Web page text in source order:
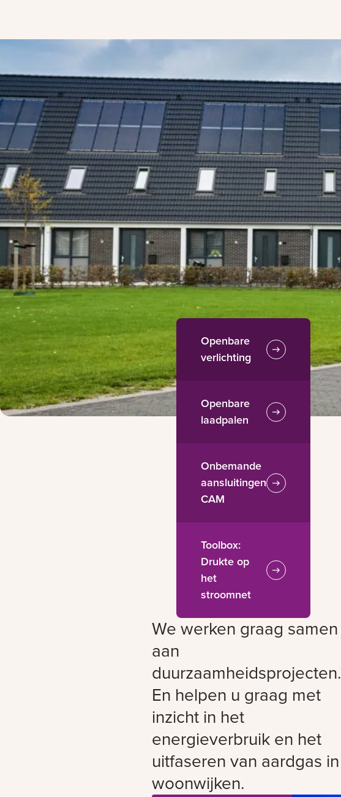
Openbare
verlichting
Openbare
laadpalen
Onbemande
aansluitingen
CAM
Toolbox:
Drukte op
het
stroomnet
We werken graag samen
aan
duurzaamheidsprojecten.
En helpen u graag met
inzicht in het
energieverbruik en het
uitfaseren van aardgas in
woonwijken.